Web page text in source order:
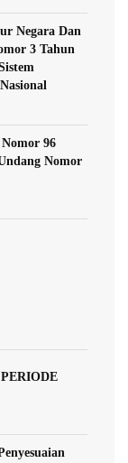
Negara Dan
3 Tahun
96
Nomor